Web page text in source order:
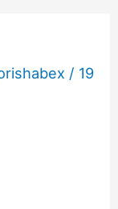
/ 19